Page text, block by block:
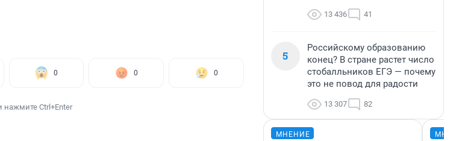
0 0 0
нажмите Ctrl+Enter
13 436 41
5
Российскому образованию
конец? В стране растет число
стобалльников ЕГЭ — почему
это не повод для радости
13 307 82
МНЕНИЕ